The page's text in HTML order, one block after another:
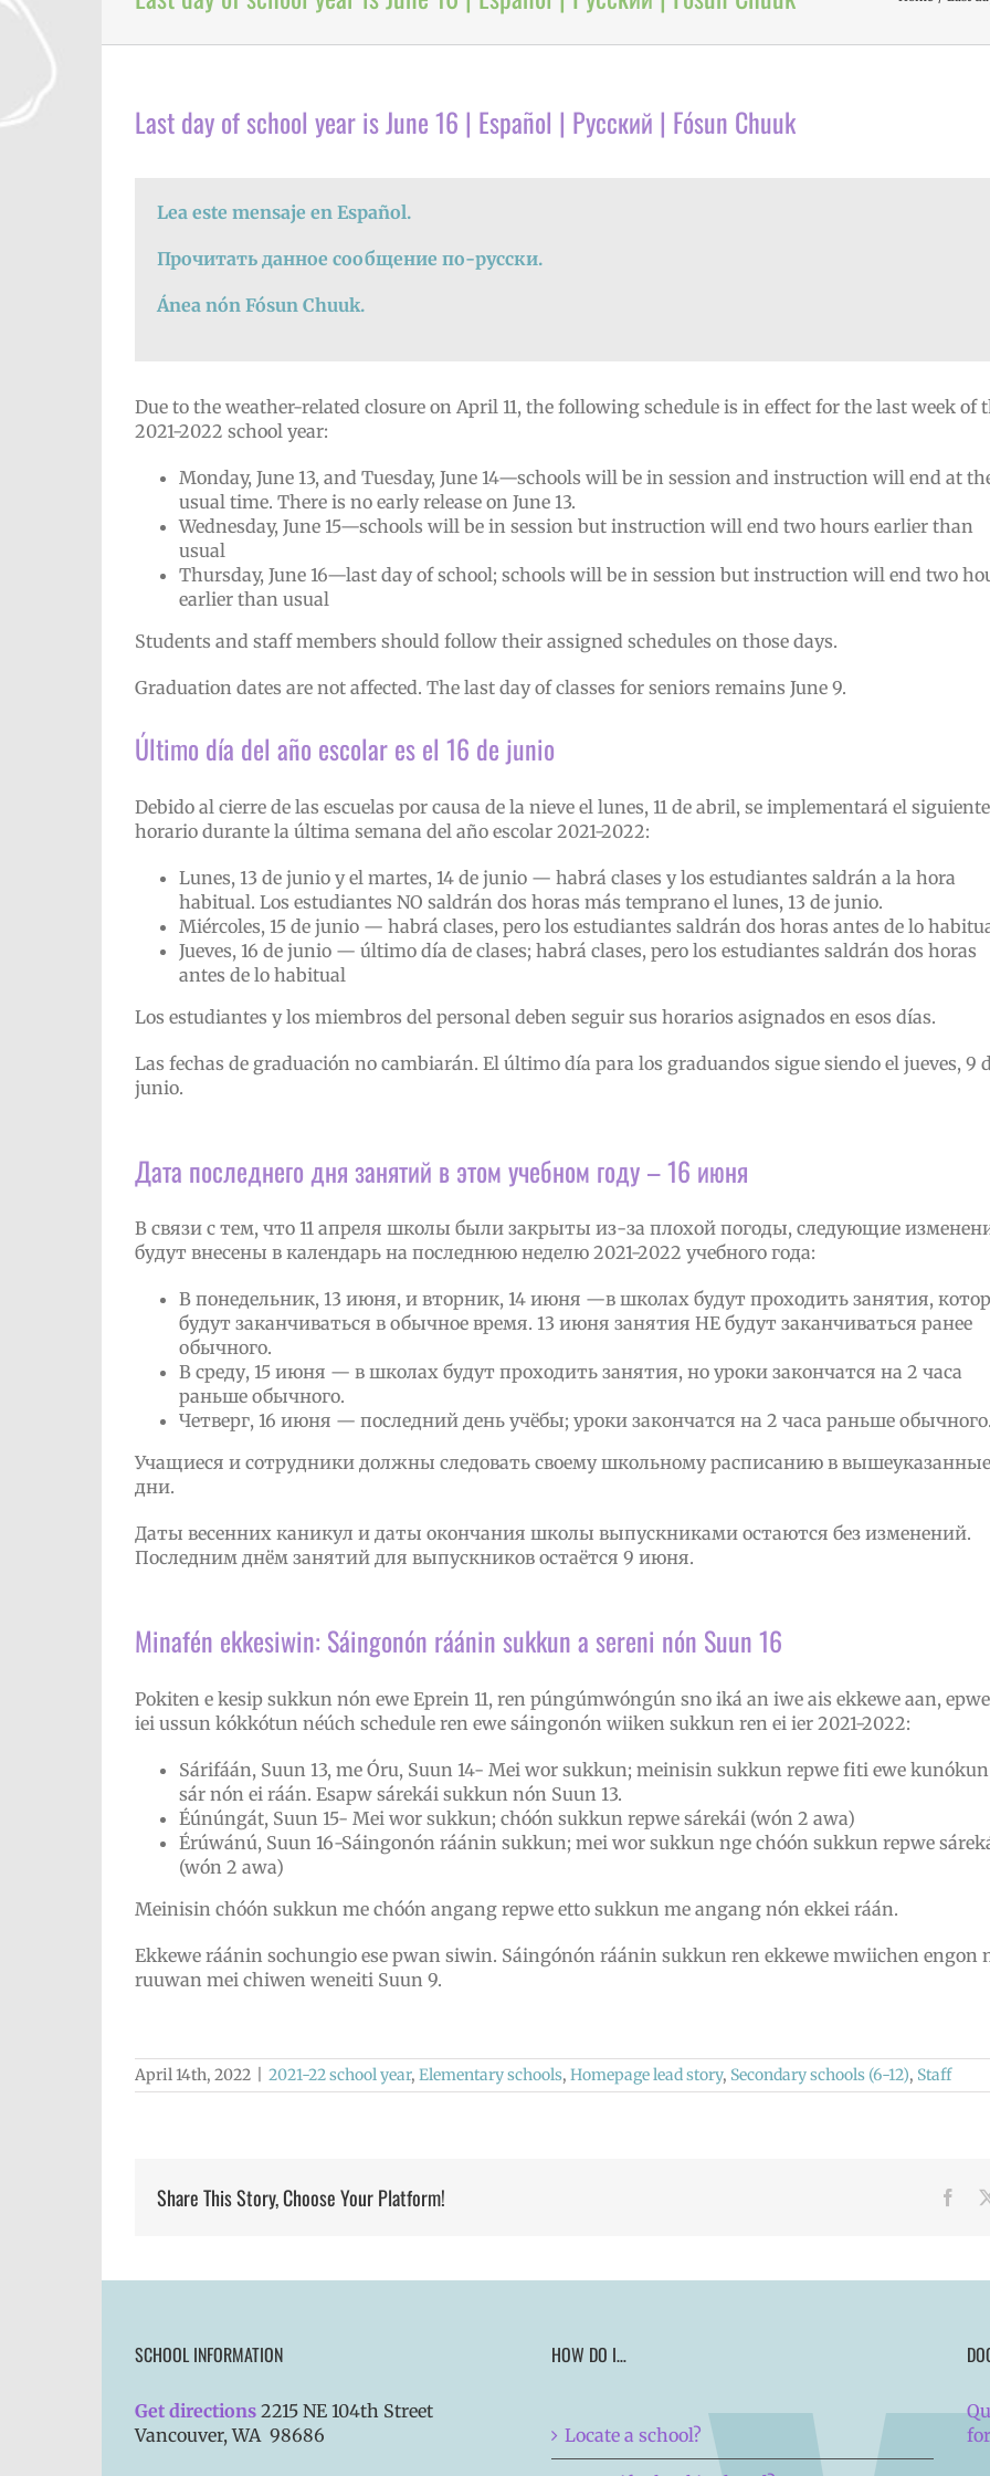
Last day of school year is June 16 | Español | Русский | Fósun Chuuk
Lea este mensaje en Español.
Прочитать данное сообщение по-русски.
Ánea nón Fósun Chuuk.
Due to the weather-related closure on April 11, the following schedule is in effect for the last week of
2021-2022 school year:
Monday, June 13, and Tuesday, June 14—schools will be in session and instruction will end at
usual time. There is no early release on June 13.
Wednesday, June 15—schools will be in session but instruction will end two hours earlier than
usual
Thursday, June 16—last day of school; schools will be in session but instruction will end two
earlier than usual
Students and staff members should follow their assigned schedules on those days.
Graduation dates are not affected. The last day of classes for seniors remains June 9.
Último día del año escolar es el 16 de junio
Debido al cierre de las escuelas por causa de la nieve el lunes, 11 de abril, se implementará el siguiente
horario durante la última semana del año escolar 2021-2022:
Lunes, 13 de junio y el martes, 14 de junio — habrá clases y los estudiantes saldrán a la hora
habitual. Los estudiantes NO saldrán dos horas más temprano el lunes, 13 de junio.
Miércoles, 15 de junio — habrá clases, pero los estudiantes saldrán dos horas antes de lo
Jueves, 16 de junio — último día de clases; habrá clases, pero los estudiantes saldrán dos horas
antes de lo habitual
Los estudiantes y los miembros del personal deben seguir sus horarios asignados en esos días.
Las fechas de graduación no cambiarán. El último día para los graduandos sigue siendo el jueves, 9
junio.
Дата последнего дня занятий в этом учебном году – 16 июня
В связи с тем, что 11 апреля школы были закрыты из-за плохой погоды, следующие
будут внесены в календарь на последнюю неделю 2021-2022 учебного года:
В понедельник, 13 июня, и вторник, 14 июня —в школах будут проходить занятия,
будут заканчиваться в обычное время. 13 июня занятия НЕ будут заканчиваться ранее
обычного.
В среду, 15 июня — в школах будут проходить занятия, но уроки закончатся на 2 часа
раньше обычного.
Четверг, 16 июня — последний день учёбы; уроки закончатся на 2 часа раньше обычного.
Учащиеся и сотрудники должны следовать своему школьному расписанию в вышеуказанные
дни.
Даты весенних каникул и даты окончания школы выпускниками остаются без изменений.
Последним днём занятий для выпускников остаётся 9 июня.
Minafén ekkesiwin: Sáingonón ráánin sukkun a sereni nón Suun 16
Pokiten e kesip sukkun nón ewe Eprein 11, ren púngúmwóngún sno iká an iwe ais ekkewe aan,
iei ussun kókkótun néúch schedule ren ewe sáingonón wiiken sukkun ren ei ier 2021-2022:
Sárifáán, Suun 13, me Óru, Suun 14- Mei wor sukkun; meinisin sukkun repwe fiti ewe kunókun
sár nón ei ráán. Esapw sárekái sukkun nón Suun 13.
Éúnúngát, Suun 15- Mei wor sukkun; chóón sukkun repwe sárekái (wón 2 awa)
Érúwánú, Suun 16-Sáingonón ráánin sukkun; mei wor sukkun nge chóón sukkun repwe
(wón 2 awa)
Meinisin chóón sukkun me chóón angang repwe etto sukkun me angang nón ekkei ráán.
Ekkewe ráánin sochungio ese pwan siwin. Sáingónón ráánin sukkun ren ekkewe mwiichen engon
ruuwan mei chiwen weneiti Suun 9.
April 14th, 2022 2021-22 school year, Elementary schools, Homepage lead story, Secondary schools (6-12), Staff
Share This Story, Choose Your Platform!
SCHOOL INFORMATION
Get directions 2215 NE 104th Street
Vancouver, WA 98686
HOW DO I…
Locate a school?